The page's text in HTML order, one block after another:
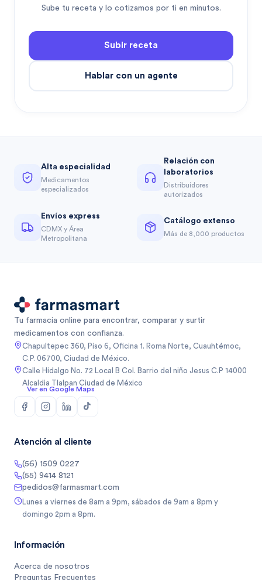
Sube tu receta y lo cotizamos por ti en minutos.
Subir receta
Hablar con un agente
Alta especialidad
Medicamentos
especializados
Relación con
laboratorios
Distribuidores
autorizados
Envíos express
CDMX y Área
Metropolitana
Catálogo extenso
Más de 8,000 productos
Tu farmacia online para encontrar, comparar y surtir
medicamentos con confianza.
Chapultepec 360, Piso 6, Oficina 1. Roma Norte, Cuauhtémoc,
C.P. 06700, Ciudad de México.
Calle Hidalgo No. 72 Local B Col. Barrio del niño Jesus C.P 14000
Alcaldia Tlalpan Ciudad de México
Ver en Google Maps
Atención al cliente
(56) 1509 0227
(55) 9414 8121
pedidos@farmasmart.com
Lunes a viernes de 8am a 9pm, sábados de 9am a 8pm y
domingo 2pm a 8pm.
Información
Acerca de nosotros
Preguntas Frecuentes